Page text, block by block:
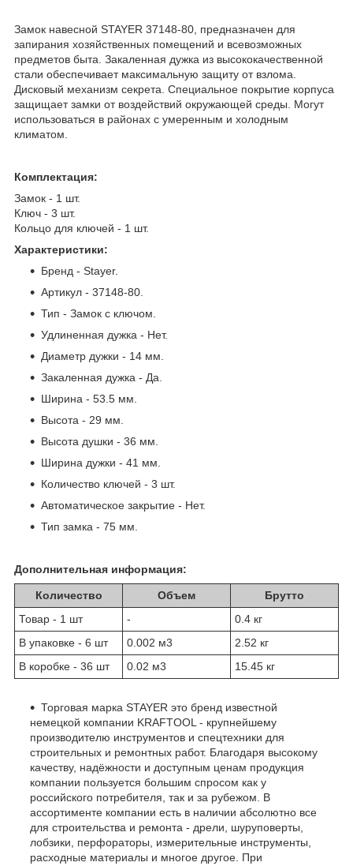
Замок навесной STAYER 37148-80, предназначен для
запирания хозяйственных помещений и всевозможных
предметов быта. Закаленная дужка из высококачественной
стали обеспечивает максимальную защиту от взлома.
Дисковый механизм секрета. Специальное покрытие корпуса
защищает замки от воздействий окружающей среды. Могут
использоваться в районах с умеренным и холодным
климатом.
Комплектация:
Замок - 1 шт.
Ключ - 3 шт.
Кольцо для ключей - 1 шт.
Характеристики:
Бренд - Stayer.
Артикул - 37148-80.
Тип - Замок с ключом.
Удлиненная дужка - Нет.
Диаметр дужки - 14 мм.
Закаленная дужка - Да.
Ширина - 53.5 мм.
Высота - 29 мм.
Высота душки - 36 мм.
Ширина дужки - 41 мм.
Количество ключей - 3 шт.
Автоматическое закрытие - Нет.
Тип замка - 75 мм.
Дополнительная информация:
Количество Объем
Брутто
Товар - 1 шт
-
0.4 кг
В упаковке - 6 шт
0.002 м3
2.52 кг
В коробке - 36 шт
0.02 м3 15.45 кг
Торговая марка STAYER это бренд известной
немецкой компании KRAFTOOL - крупнейшему
производителю инструментов и спецтехники для
строительных и ремонтных работ. Благодаря высокому
качеству, надёжности и доступным ценам продукция
компании пользуется большим спросом как у
российского потребителя, так и за рубежом. В
ассортименте компании есть в наличии абсолютно все
для строительства и ремонта - дрели, шуруповерты,
лобзики, перфораторы, измерительные инструменты,
расходные материалы и многое другое. При